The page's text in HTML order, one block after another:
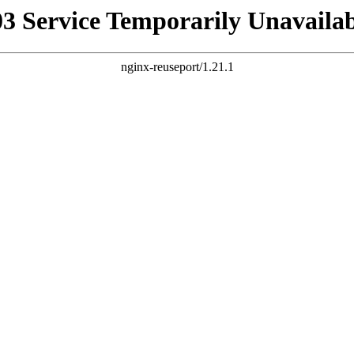
Service Temporarily
nginx-reuseport/1.21.1